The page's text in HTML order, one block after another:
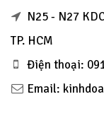
N25 - N27
TP. HCM
Điện thoại:
Email: